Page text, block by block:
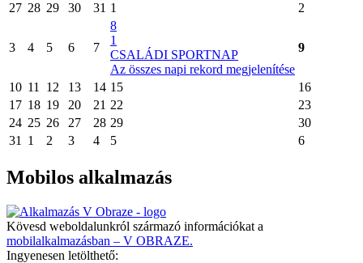
27 28 29 30 31 1 2
3 4 5 6 7
8
1
CSALÁDI SPORTNAP
Az összes napi rekord megjelenítése
9
10 11 12 13 14 15
16
17 18 19 20 21 22
23
24 25 26 27 28 29
30
31
1 2 3 4 5 6
Mobilos alkalmazás
Kövesd weboldalunkról származó információkat a
mobilalkalmazásban – V OBRAZE.
Ingyenesen letölthető: